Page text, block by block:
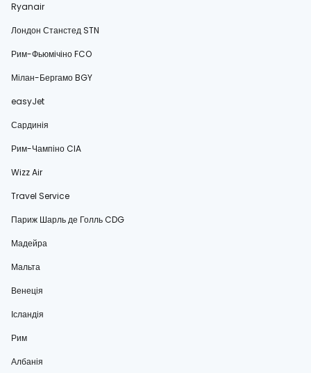
Ryanair
Лондон Станстед STN
Рим-Фьюмічіно FCO
Мілан-Бергамо BGY
easyJet
Сардинія
Рим-Чампіно CIA
Wizz Air
Travel Service
Париж Шарль де Голль CDG
Мадейра
Мальта
Венеція
Ісландія
Рим
Албанія